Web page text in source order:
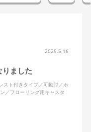
2025.5.16
りました
スト付きタイプ／可動肘／ホ
／フローリング用キャスタ